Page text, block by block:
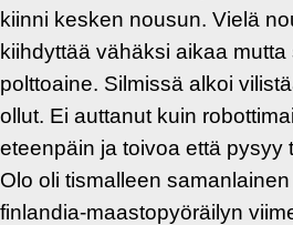
kiinni kesken nousun. Vielä
kiihdyttää vähäksi aikaa
polttoaine. Silmissä alkoi
ollut. Ei auttanut kuin
eteenpäin ja toivoa että pysyy
Olo oli tismalleen
finlandia-maastopyöräilyn